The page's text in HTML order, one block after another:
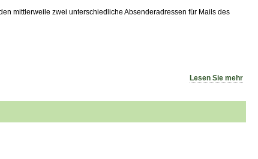
mittlerweile zwei unterschiedliche Absenderadressen für Mails des
Lesen Sie mehr